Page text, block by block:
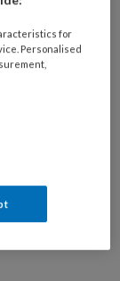
dit artikel
for
Personalised